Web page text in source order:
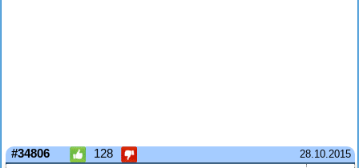
28.10.2015
#34806 128